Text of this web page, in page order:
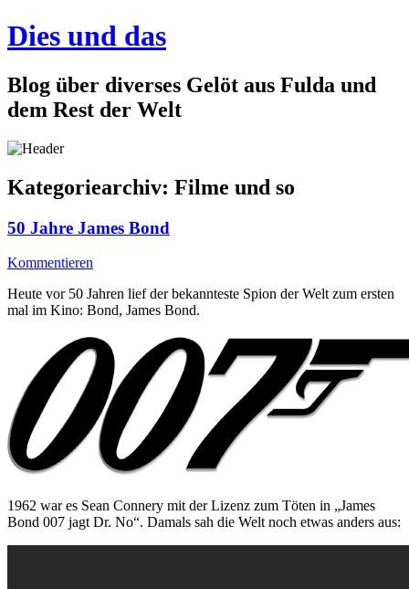
Dies und das
Blog über diverses Gelöt aus Fulda und
dem Rest der Welt
Kategoriearchiv: Filme und so
50 Jahre James Bond
Kommentieren
Heute vor 50 Jahren lief der bekannteste Spion der Welt zum ersten
mal im Kino: Bond, James Bond.
1962 war es Sean Connery mit der Lizenz zum Töten in „James
Bond 007 jagt Dr. No“. Damals sah die Welt noch etwas anders aus: